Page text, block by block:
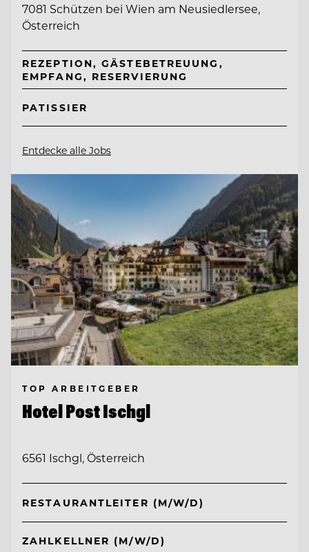
7081 Schützen bei Wien am Neusiedlersee,
Österreich
REZEPTION, GÄSTEBETREUUNG,
EMPFANG, RESERVIERUNG
PATISSIER
Entdecke alle Jobs
TOP ARBEITGEBER
Hotel Post Ischgl
6561 Ischgl, Österreich
RESTAURANTLEITER (M/W/D)
ZAHLKELLNER (M/W/D)